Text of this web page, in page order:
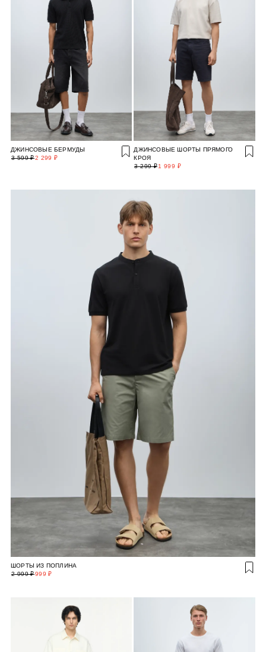
ДЖИНСОВЫЕ БЕРМУДЫ
2 299 ₽
3 599 ₽
ДЖИНСОВЫЕ ШОРТЫ ПРЯМОГО
КРОЯ
1 999 ₽
3 299 ₽
ШОРТЫ ИЗ ПОПЛИНА
999 ₽
2 999 ₽